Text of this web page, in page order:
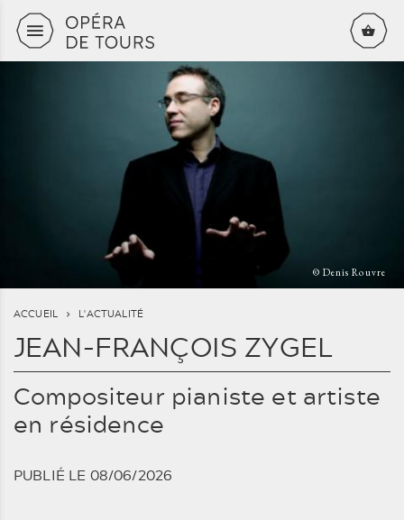
Aller au contenu principal
© Denis Rouvre
ACCUEIL L'ACTUALITÉ
JEAN-FRANÇOIS ZYGEL
Compositeur pianiste et artiste
en résidence
PUBLIÉ LE 08/06/2026